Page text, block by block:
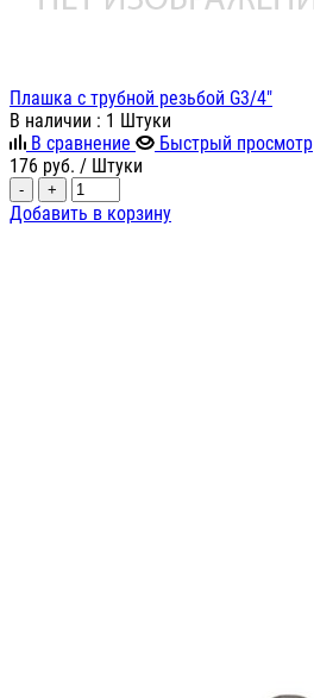
Плашка с трубной резьбой G3/4"
В наличии : 1 Штуки
В сравнение
Быстрый просмотр
176 руб. / Штуки
- +
Добавить в корзину